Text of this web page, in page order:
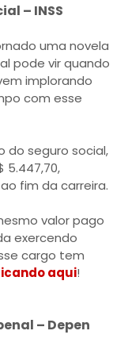
– INSS
uma novela
pode vir quando
implorando
com esse
do seguro social,
5.447,70,
fim da carreira.
valor pago
exercendo
cargo tem
aqui!
– Depen